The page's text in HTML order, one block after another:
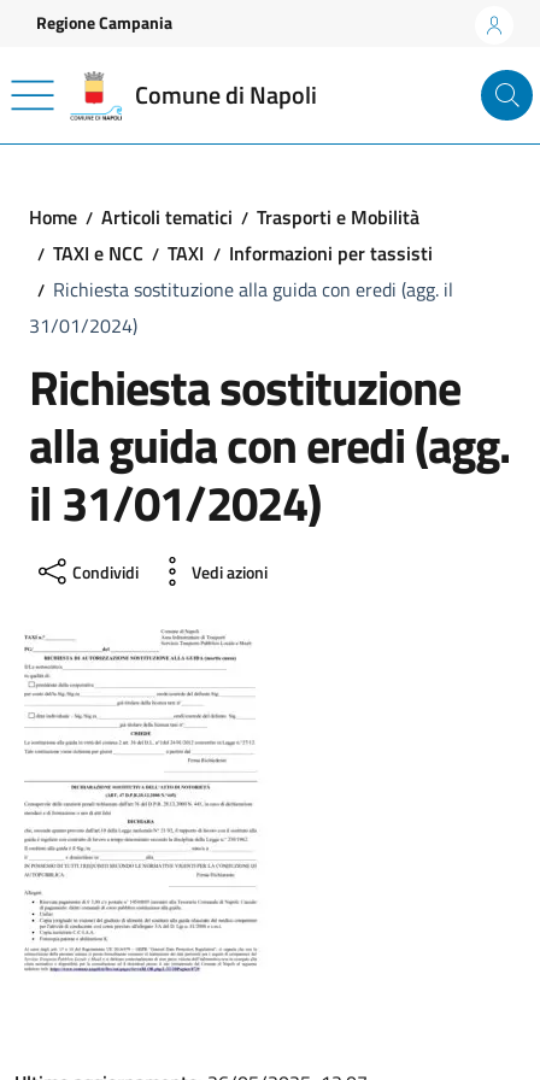
Vai ai contenuti
Vai al footer
Regione Campania
Comune di Napoli
Home Articoli tematici
Trasporti e Mobilità
TAXI e NCC
TAXI
Informazioni per tassisti
Richiesta sostituzione alla guida con eredi (agg. il
31/01/2024)
Richiesta sostituzione
alla guida con eredi (agg.
il 31/01/2024)
Condividi Vedi azioni